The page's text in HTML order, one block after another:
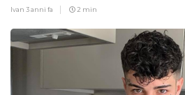
Ivan 3 anni fa 2 min